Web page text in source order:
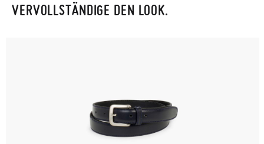
VERVOLLSTÄNDIGE DEN LOOK.